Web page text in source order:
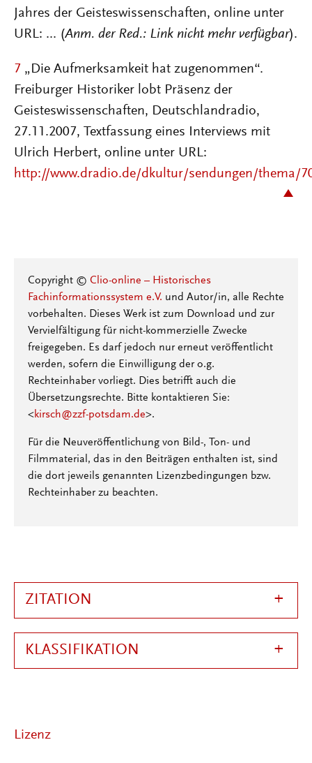
Jahres der Geisteswissenschaften, online unter
URL: ... (Anm. der Red.: Link nicht mehr verfügbar).
7 „Die Aufmerksamkeit hat zugenommen“.
Freiburger Historiker lobt Präsenz der
Geisteswissenschaften, Deutschlandradio,
27.11.2007, Textfassung eines Interviews mit
Ulrich Herbert, online unter URL:
http://www.dradio.de/dkultur/sendungen/thema/
Copyright © Clio-online – Historisches
Fachinformationssystem e.V. und Autor/in, alle Rechte
vorbehalten. Dieses Werk ist zum Download und zur
Vervielfältigung für nicht-kommerzielle Zwecke
freigegeben. Es darf jedoch nur erneut veröffentlicht
werden, sofern die Einwilligung der o.g.
Rechteinhaber vorliegt. Dies betrifft auch die
Übersetzungsrechte. Bitte kontaktieren Sie:
<kirsch@zzf-potsdam.de>.
Für die Neuveröffentlichung von Bild-, Ton- und
Filmmaterial, das in den Beiträgen enthalten ist, sind
die dort jeweils genannten Lizenzbedingungen bzw.
Rechteinhaber zu beachten.
ZITATION
KLASSIFIKATION
Lizenz